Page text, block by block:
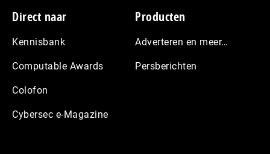
Footer
Direct naar
Kennisbank
Computable Awards
Colofon
Cybersec e-Magazine
Producten
Adverteren en meer…
Persberichten